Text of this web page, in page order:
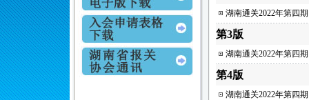
湖南通关2022年第四
第3版
湖南通关2022年第四
第4版
湖南通关2022年第四